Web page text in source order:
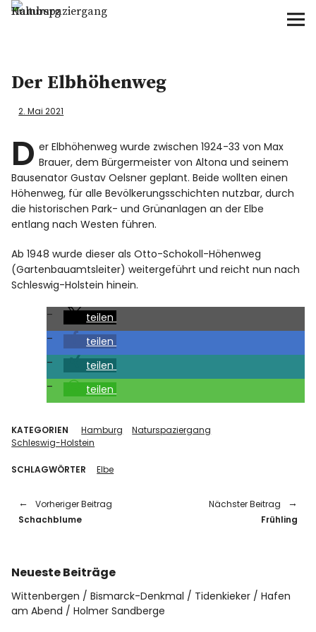
Kulturspaziergang Hamburg
Kulturspaziergang
Wohin?
Für wen?
Wann?
Preise?
Über mich
Kontakt
Der Elbhöhenweg
2. Mai 2021
D er Elbhöhenweg wurde zwischen 1924-33 von Max
Brauer, dem Bürgermeister von Altona und seinem
Bausenator Gustav Oelsner geplant. Beide wollten einen
Höhenweg, für alle Bevölkerungsschichten nutzbar, durch
die historischen Park- und Grünanlagen an der Elbe
entlang nach Westen führen.
Ab 1948 wurde dieser als Otto-Schokoll-Höhenweg
(Gartenbauamtsleiter) weitergeführt und reicht nun nach
Schleswig-Holstein hinein.
teilen
teilen
teilen
teilen
KATEGORIEN Hamburg
Naturspaziergang
Schleswig-Holstein
SCHLAGWÖRTER Elbe
Vorheriger Beitrag
Schachblume
Nächster Beitrag
Frühling
Neueste Beiträge
Wittenbergen Bismarck-Denkmal Tidenkieker
Hafen
am Abend
Holmer Sandberge